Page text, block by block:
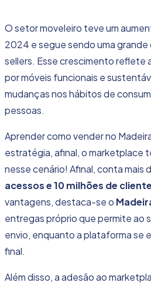
O setor moveleiro teve um
2024 e segue sendo uma
sellers. Esse crescimento reflete
por móveis funcionais e
mudanças nos hábitos de
pessoas.
Aprender como vender no
estratégia, afinal, o marketplace
nesse cenário! Afinal, conta mais
acessose 10 milhões de
vantagens, destaca-se o
entregas próprio que permite ao
envio, enquanto a plataforma se
final.
Além disso, a adesão ao